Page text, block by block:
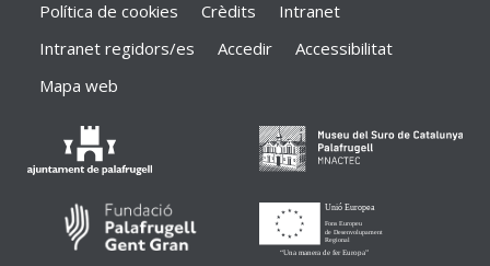
Política de cookies
Crèdits
Intranet
Intranet regidors/es
Accedir
Accessibilitat
Mapa web